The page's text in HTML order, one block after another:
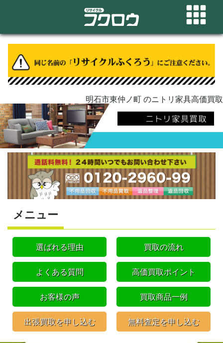
明石市東仲ノ町 のニトリ家具高価買取
メニュー
選ばれる理由 買取の流れ
よくある質問 高価買取ポイント
お客様の声 買取商品一例
出張買取を申し込む 無料査定を申し込む